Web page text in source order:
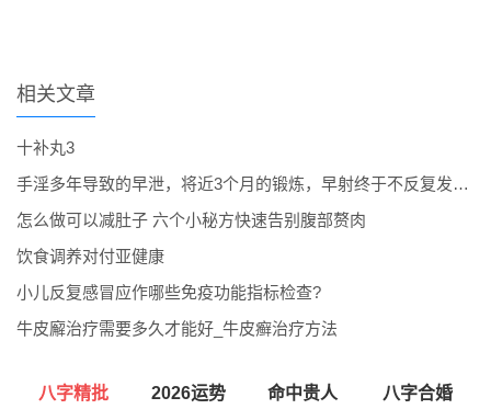
相关文章
十补丸3
手淫多年导致的早泄，将近3个月的锻炼，早射终于不反复发作了。
怎么做可以减肚子 六个小秘方快速告别腹部赘肉
饮食调养对付亚健康
小儿反复感冒应作哪些免疫功能指标检查?
牛皮廨治疗需要多久才能好_牛皮癣治疗方法
八字精批 2026运势 命中贵人 八字合婚